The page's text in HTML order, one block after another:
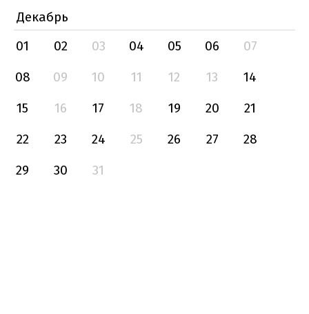
Декабрь
01
02 03 04 05 06
07
08
09 10 11 12 13
14
15
16 17 18 19 20
21
22
23 24 25 26 27
28
29
30 31